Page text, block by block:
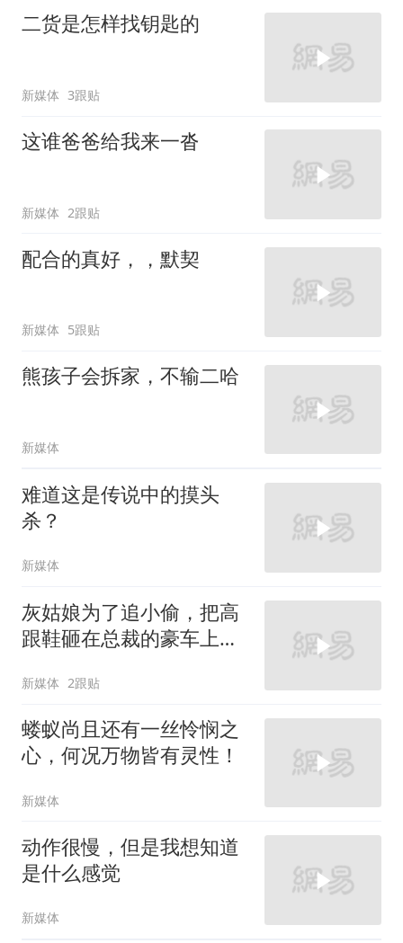
二货是怎样找钥匙的
新媒体 3跟贴
这谁爸爸给我来一沓
新媒体 2跟贴
配合的真好，，默契
新媒体 5跟贴
熊孩子会拆家，不输二哈
新媒体
难道这是传说中的摸头
杀？
新媒体
灰姑娘为了追小偷，把高
跟鞋砸在总裁的豪车上，
新媒体 2跟贴
蝼蚁尚且还有一丝怜悯之
心，何况万物皆有灵性！
新媒体
动作很慢，但是我想知道
是什么感觉
新媒体